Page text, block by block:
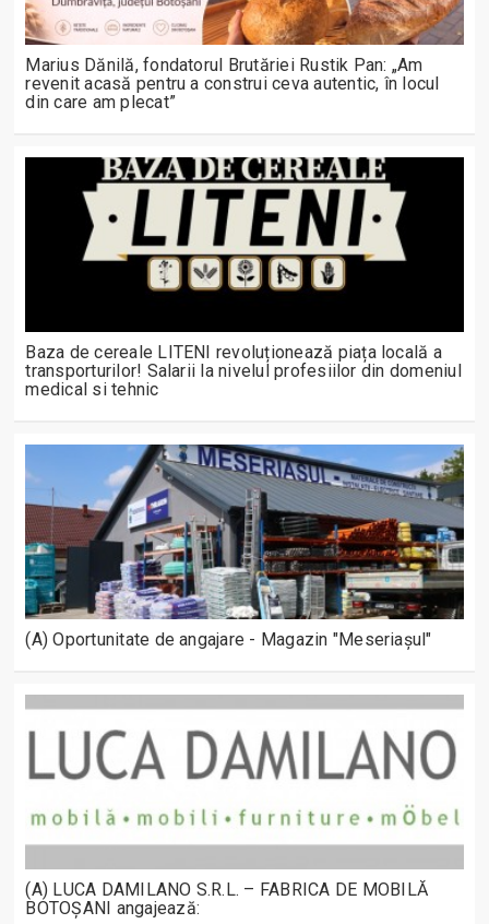
Marius Dănilă, fondatorul Brutăriei Rustik Pan: „Am
revenit acasă pentru a construi ceva autentic, în locul
din care am plecat”
Baza de cereale LITENI revoluționează piața locală a
transporturilor! Salarii la nivelul profesiilor din domeniul
medical si tehnic
(A) Oportunitate de angajare - Magazin "Meseriașul"
(A) LUCA DAMILANO S.R.L. – FABRICA DE MOBILĂ
BOTOȘANI angajează: